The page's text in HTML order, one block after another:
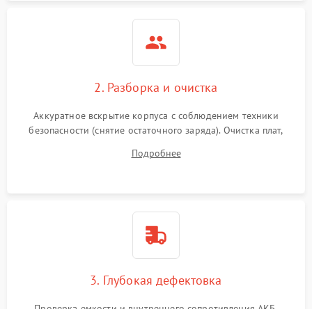
2. Разборка и очистка
Аккуратное вскрытие корпуса с соблюдением техники
безопасности (снятие остаточного заряда). Очистка плат,
и кистей для предотвращения перегрева и замыканий.
Подробнее
3. Глубокая дефектовка